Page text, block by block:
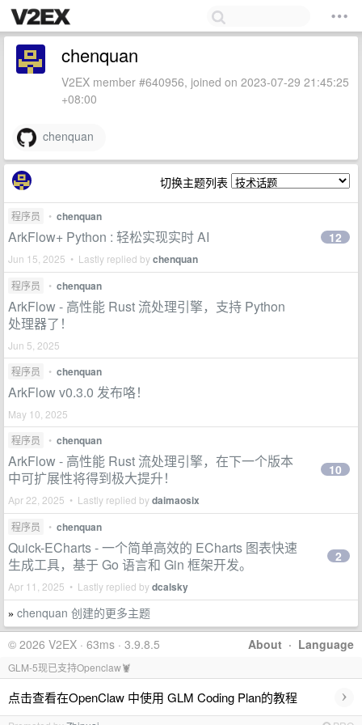
chenquan
V2EX member #640956, joined on 2023-07-29 21:45:25
+08:00
chenquan
切换主题列表
程序员 • chenquan
ArkFlow+ Python : 轻松实现实时 AI
Jun 15, 2025 • Lastly replied bychenquan
12
程序员 • chenquan
ArkFlow - 高性能 Rust 流处理引擎，支持 Python
处理器了！
Jun 5, 2025
程序员
• chenquan
ArkFlow v0.3.0 发布咯！
May 10, 2025
程序员
• chenquan
ArkFlow - 高性能 Rust 流处理引擎，在下一个版本
中可扩展性将得到极大提升！
Apr 22, 2025 • Lastly replied bydaimaosix
10
程序员 • chenquan
Quick-ECharts - 一个简单高效的 ECharts 图表快速
生成工具，基于 Go 语言和 Gin 框架开发。
Apr 11, 2025 • Lastly replied bydcalsky
2
» chenquan 创建的更多主题
About · Language
© 2026 V2EX · 63ms · 3.9.8.5
GLM-5现已支持Openclaw🦞
点击查看在OpenClaw 中使用 GLM Coding Plan的教程 ›